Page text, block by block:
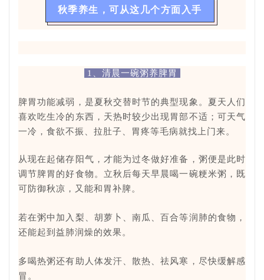
秋季养生，可从这几个方面入手
1、清晨一碗粥养脾胃
脾胃功能减弱，是夏秋交替时节的典型现象。 夏天人们
喜欢吃生冷的东西，天热时较少出现胃部不适；可天气
一冷，食欲不振、拉肚子、胃疼等毛病就找上门来。
从现在起储存阳气，才能为过冬做好准备，粥便是此时
调节脾胃的好食物。 立秋后每天早晨喝一碗粳米粥，既
可防御秋凉，又能和胃补脾。
若在粥中加入梨、胡萝卜、南瓜、百合等润肺的食物，
还能起到益肺润燥的效果。
多喝热粥还有助人体发汗、散热、祛风寒，尽快缓解感
冒。